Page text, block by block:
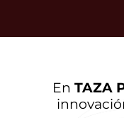
En TAZA